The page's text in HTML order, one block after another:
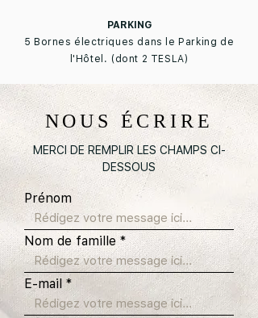
PARKING
5 Bornes électriques dans le Parking de
l'Hôtel. (dont 2 TESLA)
NOUS ÉCRIRE
MERCI DE REMPLIR LES CHAMPS CI-
DESSOUS
Prénom
Nom de famille
E-mail